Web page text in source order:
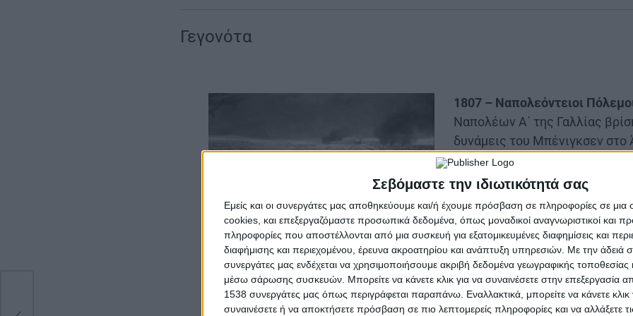
Σεβόμαστε την ιδιωτικότητά σας
Εμείς και οι συνεργάτες μας αποθηκεύουμε και/ή έχουμε πρόσβαση σε πληροφορίες σε
cookies, και επεξεργαζόμαστε προσωπικά δεδομένα, όπως μοναδικοί αναγνωριστικοί και
πληροφορίες που αποστέλλονται από μια συσκευή για εξατομικευμένες διαφημίσεις και
διαφήμισης και περιεχομένου, έρευνα ακροατηρίου και ανάπτυξη υπηρεσιών. Με την άδειά
συνεργάτες μας ενδέχεται να χρησιμοποιήσουμε ακριβή δεδομένα γεωγραφικής τοποθεσίας
μέσω σάρωσης συσκευών. Μπορείτε να κάνετε κλικ για να συναινέσετε στην επεξεργασία
1538 συνεργάτες μας όπως περιγράφεται παραπάνω. Εναλλακτικά, μπορείτε να κάνετε κλικ
συναινέσετε ή να αποκτήσετε πρόσβαση σε πιο λεπτομερείς πληροφορίες και να αλλάξετε
Γεγονότα
1807 – Ναπολεόντειοι
Ναπολέων Α΄ της Γαλλίας
δυνάμεις του Μπένιγκσεν
σκληρή μάχη, οι Γάλλοι
οι Ρώσοι επανέρχονται την
Η Μάχη του Άιλαου (γερμ.
Eylau) ή μάχη του Πρόισις
Φεβρουαρίου 1807, ήταν μια
αποφασιστική, μάχη της
Ναπολέοντα εναντίον του τσαρικού στρατού υπό την ηγεσία του
(γερμανικής καταγωγής αξιωματικός στην υπηρεσία του τσαρικού